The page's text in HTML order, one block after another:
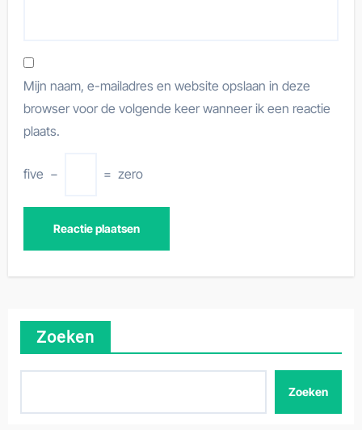
Mijn naam, e-mailadres en website opslaan in deze
browser voor de volgende keer wanneer ik een reactie
plaats.
five − = zero
Zoeken
Zoeken